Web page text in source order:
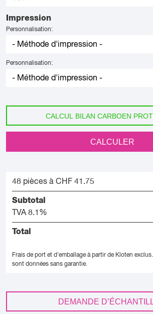
Impression
Personnalisation:
Personnalisation:
CALCUL BILAN CARBOEN
CALCULER
48 pièces à CHF 41.75
Subtotal
TVA 8.1%
Total
Frais de port et d'emballage à partir de Kloten exclus.
sont données sans garantie.
DEMANDE